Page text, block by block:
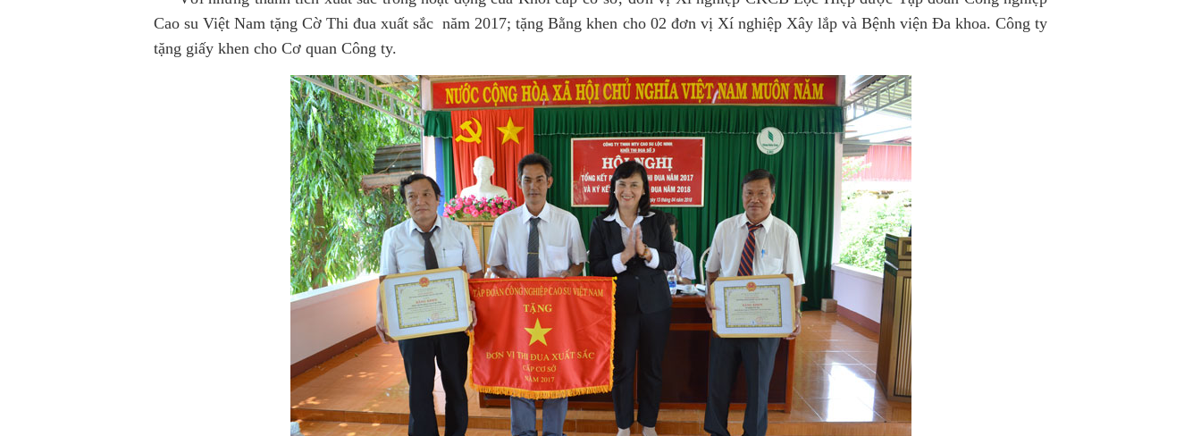
Cao su Việt Nam tặng Cờ Thi đua xuất sắc năm 2017; tặng Bằng khen cho 02 đơn vị Xí nghiệp Xây lắp và Bệnh viện Đa khoa. Công ty
tặng giấy khen cho Cơ quan Công ty.